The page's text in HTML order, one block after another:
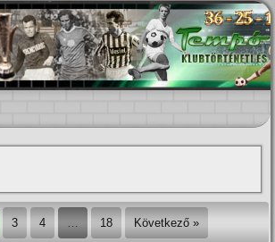
3 4 … 18 Következő »